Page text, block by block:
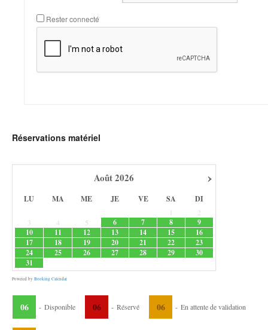
Rester connecté
Réservations matériel
›
Août2026
LU MA ME JE VE SA DI
1
2
3
4 5 6 7 8
9
10
11 12 13 14 15
16
17
18 19 20 21 22
23
24
25 26 27 28 29
30
31
Powered by Booking Calendar
06 - Disponible 06 - Réservé 06 - En attente de validation